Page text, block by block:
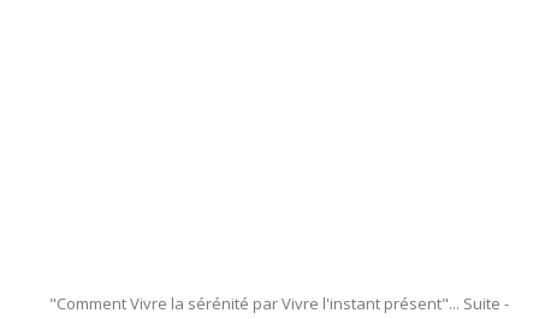
"Comment Vivre la sérénité par Vivre l'instant présent"... Suite -